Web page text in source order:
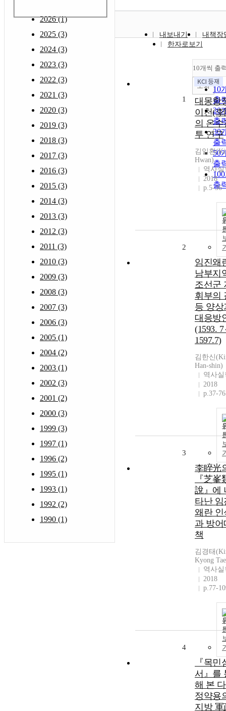
2026 (1)
2025 (3)
2024 (3)
2023 (3)
2022 (3)
2021 (3)
2020 (3)
2019 (3)
2018 (3)
2017 (3)
2016 (3)
2015 (3)
2014 (3)
2013 (3)
2012 (3)
2011 (3)
2010 (3)
2009 (3)
2008 (3)
2007 (3)
2006 (3)
2005 (1)
2004 (2)
2003 (1)
2002 (3)
2001 (2)
2000 (3)
1999 (3)
1997 (1)
1996 (2)
1995 (1)
1993 (1)
1992 (2)
1990 (1)
내보내기
내책장
한자로보기
10개씩 출
10
출
20
출
30
출
50
출
출
조회
1
대몽항
이천(李
의 온수
투 연구
김일환
Hwan)
역사
2018
p.5-36
2
임진왜
남부지
조선군
휘부의
등 양상
대응방
(1593. 7
1597.7)
김한신
Han-shin)
역사
2018
p.37-76
3
李睟光
『芝峯
說』에
타난 임
왜란 인
과 방어
책
김경태
Kyong
역사
2018
p.77-
4
『목민
서』를
해 본
정약용
지방 軍